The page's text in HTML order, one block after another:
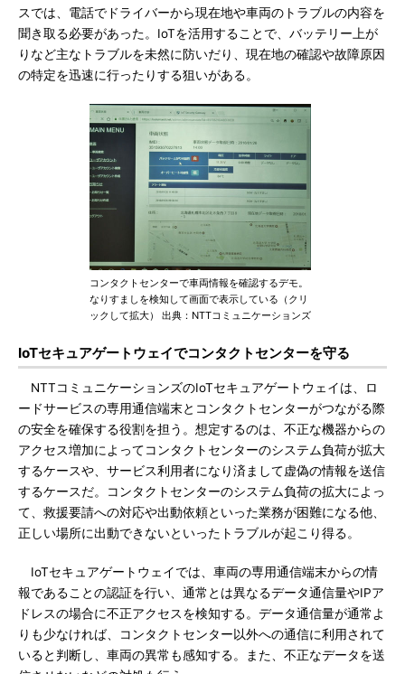
スでは、電話でドライバーから現在地や車両のトラブルの内容を
聞き取る必要があった。IoTを活用することで、バッテリー上が
りなど主なトラブルを未然に防いだり、現在地の確認や故障原因
の特定を迅速に行ったりする狙いがある。
コンタクトセンターで車両情報を確認するデモ。
なりすましを検知して画面で表示している（クリ
ックして拡大） 出典：NTTコミュニケーションズ
IoTセキュアゲートウェイでコンタクトセンターを守る
NTTコミュニケーションズのIoTセキュアゲートウェイは、ロ
ードサービスの専用通信端末とコンタクトセンターがつながる際
の安全を確保する役割を担う。想定するのは、不正な機器からの
アクセス増加によってコンタクトセンターのシステム負荷が拡大
するケースや、サービス利用者になり済まして虚偽の情報を送信
するケースだ。コンタクトセンターのシステム負荷の拡大によっ
て、救援要請への対応や出動依頼といった業務が困難になる他、
正しい場所に出動できないといったトラブルが起こり得る。
IoTセキュアゲートウェイでは、車両の専用通信端末からの情
報であることの認証を行い、通常とは異なるデータ通信量やIPア
ドレスの場合に不正アクセスを検知する。データ通信量が通常よ
りも少なければ、コンタクトセンター以外への通信に利用されて
いると判断し、車両の異常も感知する。また、不正なデータを送